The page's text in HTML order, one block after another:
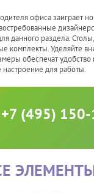
офиса заиграет
данного раздела.
комплекты. Уделяйте
обеспечат
настроение для работы.
+7 (495)